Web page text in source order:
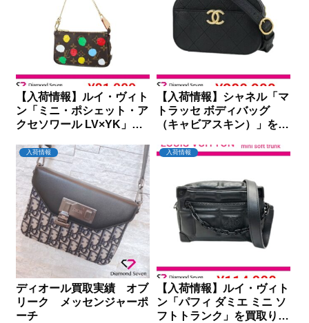
【入荷情報】ルイ・ヴィト
ン「ミニ・ポシェット・ア
クセソワール LV×YK」を
ンドセブン
【入荷情報】シャネル「マ
トラッセ ボディバッグ
（キャビアスキン）」を買
ドセブン
入荷情報
ディオール買取実績 オブ
リーク メッセンジャーポ
ーチ
入荷情報
【入荷情報】ルイ・ヴィト
ン「パフィ ダミエ ミニ ソ
フトトランク」を買取りし